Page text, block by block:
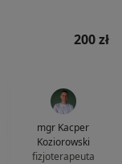
200 zł
mgr Kacper
Koziorowski
fizjoterapeuta